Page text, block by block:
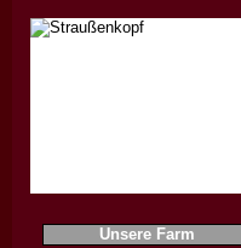
Unsere Farm